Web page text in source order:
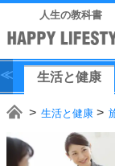
人生の教科書
生活と健康
生活と健康